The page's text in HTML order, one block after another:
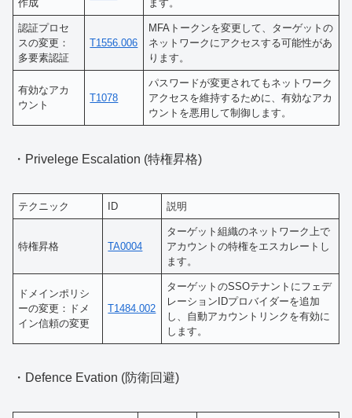
作成
ます。
認証プロセ
スの変更：
多要素認証
T1556.006
MFAトークンを変更して、ターゲットの
ネットワークにアクセスする可能性があ
ります。
有効なアカ
ウント
T1078
パスワードが変更されてもネットワーク
アクセスを維持するために、有効なアカ
ウントを悪用して制御します。
・Privelege Escalation (特権昇格)
テクニック ID 説明
特権昇格 TA0004
ターゲット組織のネットワーク上で
アカウントの特権をエスカレートし
ます。
ドメインポリシ
ーの変更：ドメ
イン信頼の変更
T1484.002
ターゲットのSSOテナントにフェデ
レーションIDプロバイダーを追加
し、自動アカウントリンクを有効に
します。
・Defence Evation (防衛回避)